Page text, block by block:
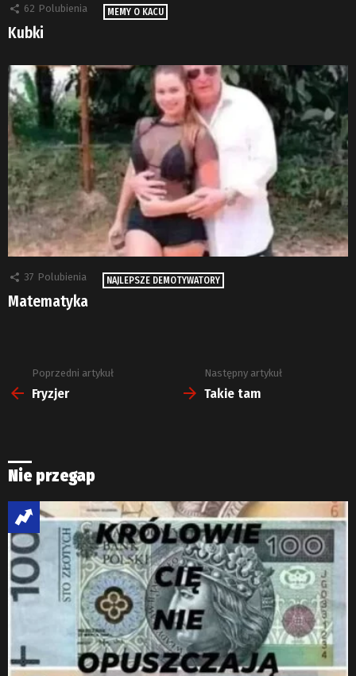
62 Polubienia MEMY O KACU
Kubki
37 Polubienia NAJLEPSZE DEMOTYWATORY
Matematyka
Zobacz
więcej
Poprzedni artykuł
Fryzjer
Następny artykuł
Takie tam
Nie przegap